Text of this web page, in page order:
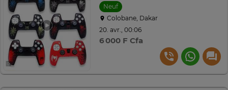
Neuf
Colobane, Dakar
20. avr., 00:06
6 000 F Cfa